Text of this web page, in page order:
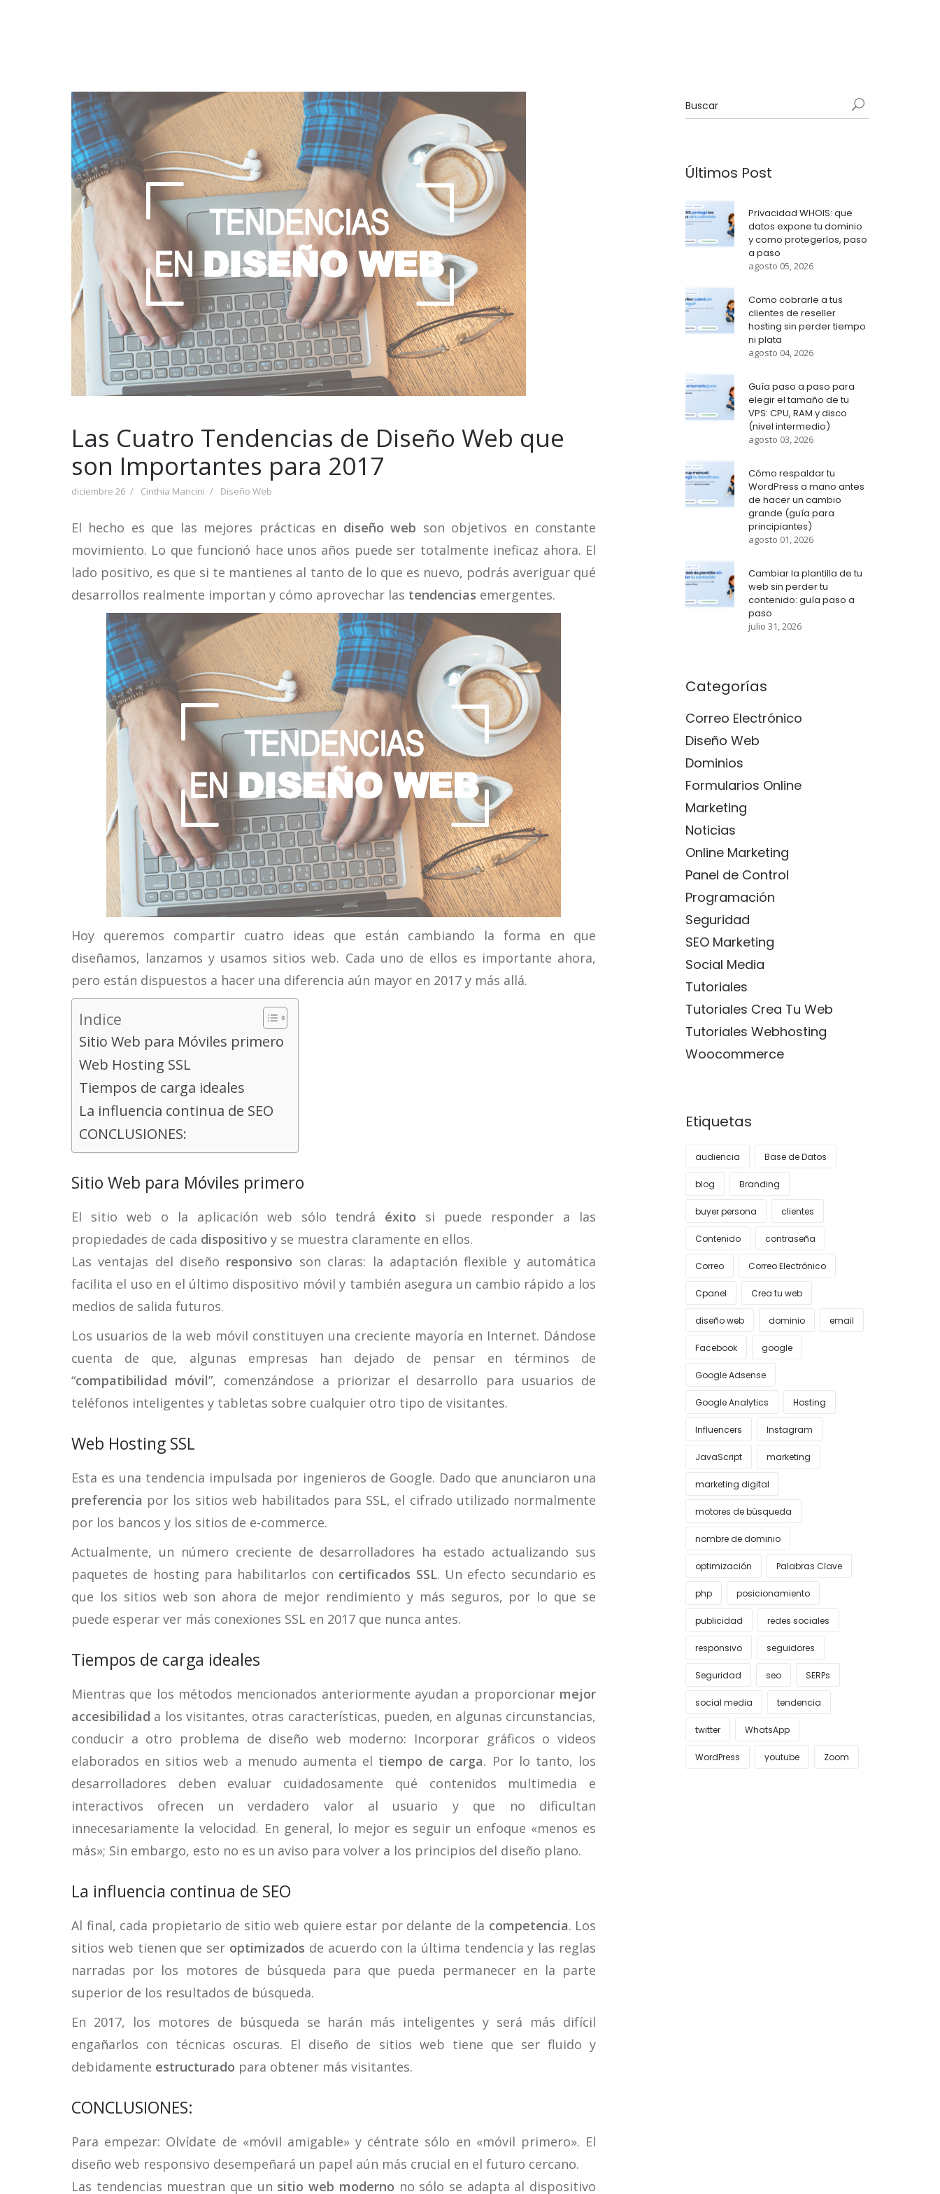
Las Cuatro Tendencias de Diseño Web que
son Importantes para 2017
diciembre 26 Cinthia Mancini Diseño Web
El hecho es que las mejores prácticas en diseño web son objetivos en constante
movimiento. Lo que funcionó hace unos años puede ser totalmente ineficaz ahora. El
lado positivo, es que si te mantienes al tanto de lo que es nuevo, podrás averiguar qué
desarrollos realmente importan y cómo aprovechar las tendencias emergentes.
Hoy queremos compartir cuatro ideas que están cambiando la forma en que
diseñamos, lanzamos y usamos sitios web. Cada uno de ellos es importante ahora,
pero están dispuestos a hacer una diferencia aún mayor en 2017 y más allá.
Indice
Sitio Web para Móviles primero
Web Hosting SSL
Tiempos de carga ideales
La influencia continua de SEO
CONCLUSIONES:
Sitio Web para Móviles primero
El sitio web o la aplicación web sólo tendrá éxito si puede responder a las
propiedades de cada dispositivo y se muestra claramente en ellos.
Las ventajas del diseño responsivo son claras: la adaptación flexible y automática
facilita el uso en el último dispositivo móvil y también asegura un cambio rápido a los
medios de salida futuros.
Los usuarios de la web móvil constituyen una creciente mayoría en Internet. Dándose
cuenta de que, algunas empresas han dejado de pensar en términos de
“compatibilidad móvil”, comenzándose a priorizar el desarrollo para usuarios de
teléfonos inteligentes y tabletas sobre cualquier otro tipo de visitantes.
Web Hosting SSL
Esta es una tendencia impulsada por ingenieros de Google. Dado que anunciaron una
preferencia por los sitios web habilitados para SSL, el cifrado utilizado normalmente
por los bancos y los sitios de e-commerce.
Actualmente, un número creciente de desarrolladores ha estado actualizando sus
paquetes de hosting para habilitarlos con certificados SSL. Un efecto secundario es
que los sitios web son ahora de mejor rendimiento y más seguros, por lo que se
puede esperar ver más conexiones SSL en 2017 que nunca antes.
Tiempos de carga ideales
Mientras que los métodos mencionados anteriormente ayudan a proporcionar mejor
accesibilidad a los visitantes, otras características, pueden, en algunas circunstancias,
conducir a otro problema de diseño web moderno: Incorporar gráficos o videos
elaborados en sitios web a menudo aumenta el tiempo de carga. Por lo tanto, los
desarrolladores deben evaluar cuidadosamente qué contenidos multimedia e
interactivos ofrecen un verdadero valor al usuario y que no dificultan
innecesariamente la velocidad. En general, lo mejor es seguir un enfoque «menos es
más»; Sin embargo, esto no es un aviso para volver a los principios del diseño plano.
La influencia continua de SEO
Al final, cada propietario de sitio web quiere estar por delante de la competencia. Los
sitios web tienen que ser optimizados de acuerdo con la última tendencia y las reglas
narradas por los motores de búsqueda para que pueda permanecer en la parte
superior de los resultados de búsqueda.
En 2017, los motores de búsqueda se harán más inteligentes y será más difícil
engañarlos con técnicas oscuras. El diseño de sitios web tiene que ser fluido y
debidamente estructurado para obtener más visitantes.
CONCLUSIONES:
Para empezar: Olvídate de «móvil amigable» y céntrate sólo en «móvil primero». El
diseño web responsivo desempeñará un papel aún más crucial en el futuro cercano.
Las tendencias muestran que un sitio web moderno no sólo se adapta al dispositivo
Últimos Post
Privacidad WHOIS: que
datos expone tu dominio
y como protegerlos, paso
a paso
agosto 05, 2026
Como cobrarle a tus
clientes de reseller
hosting sin perder tiempo
ni plata
agosto 04, 2026
Guía paso a paso para
elegir el tamaño de tu
VPS: CPU, RAM y disco
(nivel intermedio)
agosto 03, 2026
Cómo respaldar tu
WordPress a mano antes
de hacer un cambio
grande (guía para
principiantes)
agosto 01, 2026
Cambiar la plantilla de tu
web sin perder tu
contenido: guía paso a
paso
julio 31, 2026
Categorías
Correo Electrónico
Diseño Web
Dominios
Formularios Online
Marketing
Noticias
Online Marketing
Panel de Control
Programación
Seguridad
SEO Marketing
Social Media
Tutoriales
Tutoriales Crea Tu Web
Tutoriales Webhosting
Woocommerce
Etiquetas
audiencia Base de Datos
blog Branding
buyer persona clientes
Contenido contraseña
Correo Correo Electrónico
Cpanel Crea tu web
diseño web dominio email
Facebook google
Google Adsense
Google Analytics Hosting
Influencers Instagram
JavaScript marketing
marketing digital
motores de búsqueda
nombre de dominio
optimización Palabras Clave
php posicionamiento
publicidad redes sociales
responsivo seguidores
Seguridad seo SERPs
social media tendencia
twitter WhatsApp
WordPress youtube Zoom